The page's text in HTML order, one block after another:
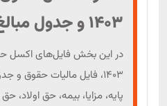
نرم‌افزار قوانین و مقررات
گروه بندی هوشمند مشاغل
مالی حسابرسی‌شده
شبیه ساز رسیدگی سیستمی 1403
درخواست کلاس آموزشی
مشاوره تلفنی
1403 و جدول مبالغ قانون کار
در این بخش فایل‌های اکسل
1403، فایل مالیات حقوق
پایه، مزایا، بیمه، حق اولاد،